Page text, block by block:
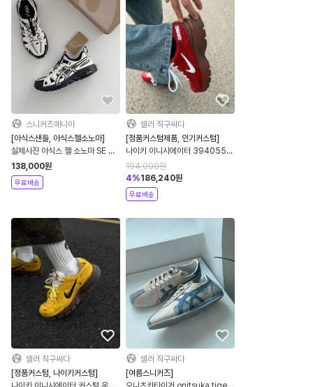
스니커즈매니아
[아식스샌들, 아식스젤소노마]
실제사진 아식스 젤 소노마 SE 크
림 블랙 공용 1203A670-202
138,000원
무료배송
셀러 직구싸다
[정품커스텀제품, 인기커스텀]
나이키 이니시에이터 394055-
100 레드 공용
194,000원
4%186,240원
무료배송
셀러 직구싸다
[정품커스텀, 나이키커스텀]
셀러 직구싸다
[여름스니커즈]